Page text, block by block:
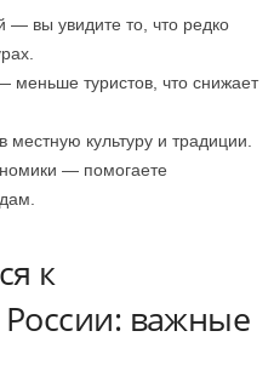
— вы увидите то, что редко
туристов, что снижает
культуру и традиции.
— помогаете
к
важные